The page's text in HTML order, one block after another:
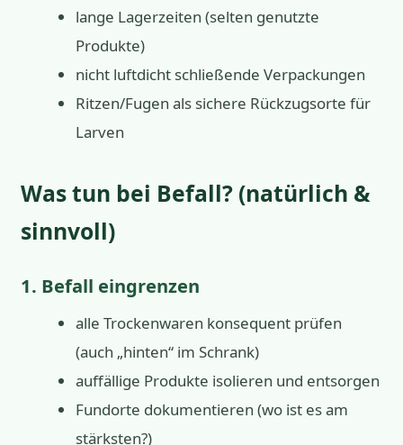
lange Lagerzeiten (selten genutzte
Produkte)
nicht luftdicht schließende Verpackungen
Ritzen/Fugen als sichere Rückzugsorte für
Larven
Was tun bei Befall? (natürlich &
sinnvoll)
1. Befall eingrenzen
alle Trockenwaren konsequent prüfen
(auch „hinten“ im Schrank)
auffällige Produkte isolieren und entsorgen
Fundorte dokumentieren (wo ist es am
stärksten?)